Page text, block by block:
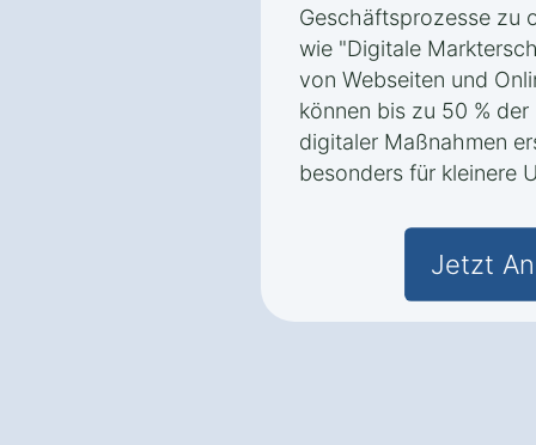
Geschäftsprozesse zu
wie "Digitale
von Webseiten und
können bis zu 50 %
digitaler Maßnahmen
besonders für kleinere
Jetzt